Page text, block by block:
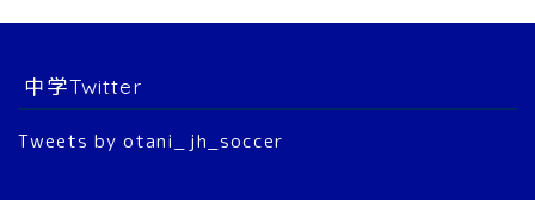
中学Twitter
Tweets by otani_jh_soccer
選 手